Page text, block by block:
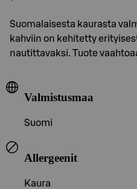
Suomalaisesta kaurasta
kahviin on kehitetty
nautittavaksi. Tuote
Valmistusmaa
Suomi
Allergeenit
Kaura